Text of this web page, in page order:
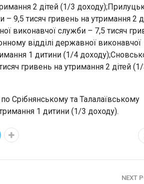
2 дітей (1/3
9,5 тисяч гривень на утримання 2
виконавчої служби – 7,5 тисяч
відділі державної виконавчої
1 дитини (1/4
гривень на утримання 2 дітей
Срібнянському та Талалаївському
1 дитини (1/3 доходу).
NEXT